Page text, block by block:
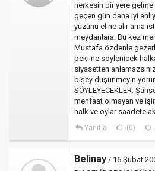
herkesin bir yere gelme
geçen gün daha iyi
yüzünü eline alır ama
meydanlara. Bu kez
Mustafa özdenle
peki ne söylenicek
siyasetten
bişey duşunmeyin
SÖYLEYECEKLER.
menfaat olmayan ve
halk ve oylar saadete
Yanıtla (0)
Belinay / 16 Şubat